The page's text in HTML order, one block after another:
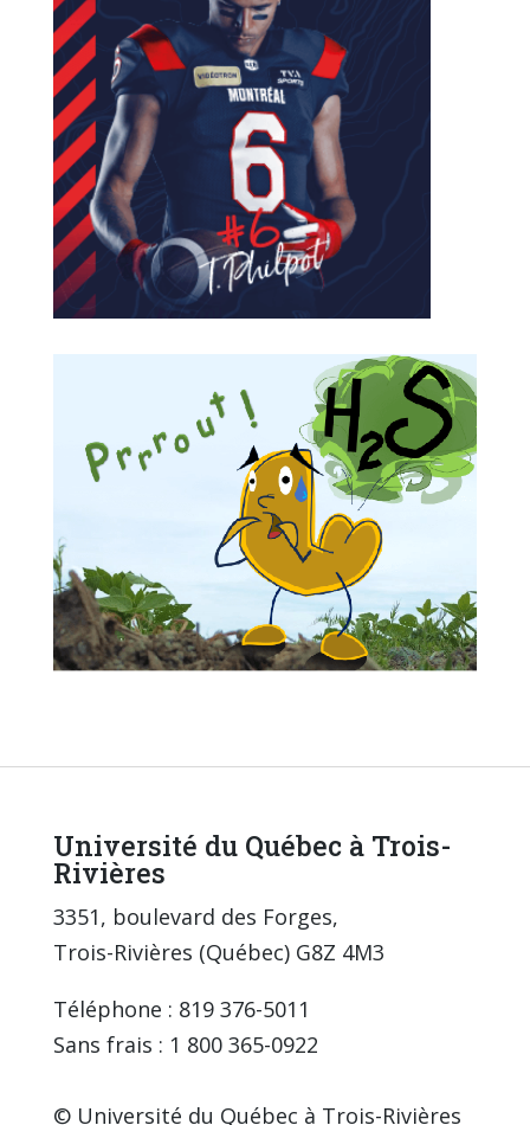
Université du Québec à Trois-
Rivières
3351, boulevard des Forges,
Trois-Rivières (Québec) G8Z 4M3
Téléphone : 819 376-5011
Sans frais : 1 800 365-0922
© Université du Québec à Trois-Rivières